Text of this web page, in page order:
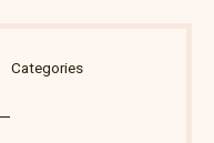
Categories